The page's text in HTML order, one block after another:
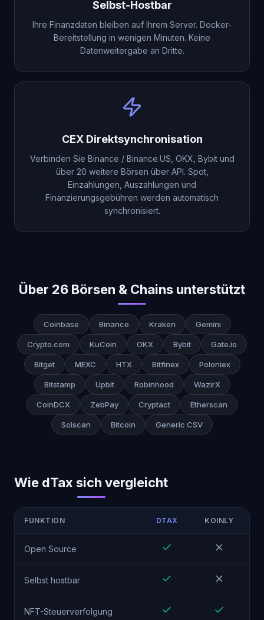
Selbst-Hostbar
Ihre Finanzdaten bleiben auf Ihrem Server. Docker-
Bereitstellung in wenigen Minuten. Keine
Datenweitergabe an Dritte.
CEX Direktsynchronisation
Verbinden Sie Binance / Binance.US, OKX, Bybit und
über 20 weitere Börsen über API. Spot,
Einzahlungen, Auszahlungen und
Finanzierungsgebühren werden automatisch
synchronisiert.
Über 26 Börsen & Chains unterstützt
Coinbase Binance Kraken Gemini
Crypto.com KuCoin OKX Bybit Gate.io
Bitget MEXC HTX Bitfinex Poloniex
Bitstamp Upbit Robinhood WazirX
CoinDCX ZebPay Cryptact Etherscan
Solscan Bitcoin Generic CSV
Wie dTax sich vergleicht
FUNKTION DTAX KOINLY
Open Source
Selbst hostbar
NFT-Steuerverfolgung